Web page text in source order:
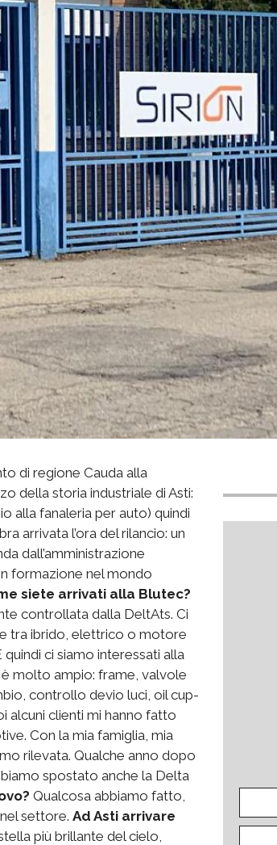
di regione Cauda alla
della storia industriale di Asti:
alla fanaleria per auto) quindi
arrivata l’ora del rilancio: un
dall’amministrazione
formazione nel mondo
siete arrivati alla Blutec?
controllata dalla DeltAts. Ci
tra ibrido, elettrico o motore
ci siamo interessati alla
molto ampio: frame, valvole
controllo devio luci, oil cup-
alcuni clienti mi hanno fatto
Con la mia famiglia, mia
rilevata. Qualche anno dopo
spostato anche la Delta
Qualcosa abbiamo fatto,
settore. Ad Asti arrivare
più brillante del cielo,